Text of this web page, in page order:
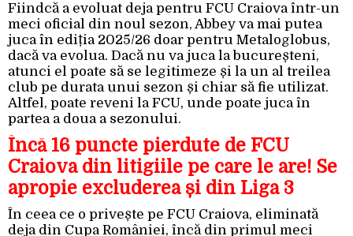
Fiindcă a evoluat deja pentru FCU Craiova într-un
meci oficial din noul sezon, Abbey va mai putea
juca în ediția 2025/26 doar pentru Metaloglobus,
dacă va evolua. Dacă nu va juca la bucureșteni,
atunci el poate să se legitimeze și la un al treilea
club pe durata unui sezon și chiar să fie utilizat.
Altfel, poate reveni la FCU, unde poate juca în
partea a doua a sezonului.
Încă 16 puncte pierdute de FCU
Craiova din litigiile pe care le are! Se
apropie excluderea și din Liga 3
În ceea ce o privește pe FCU Craiova, eliminată
deja din Cupa României, încă din primul meci